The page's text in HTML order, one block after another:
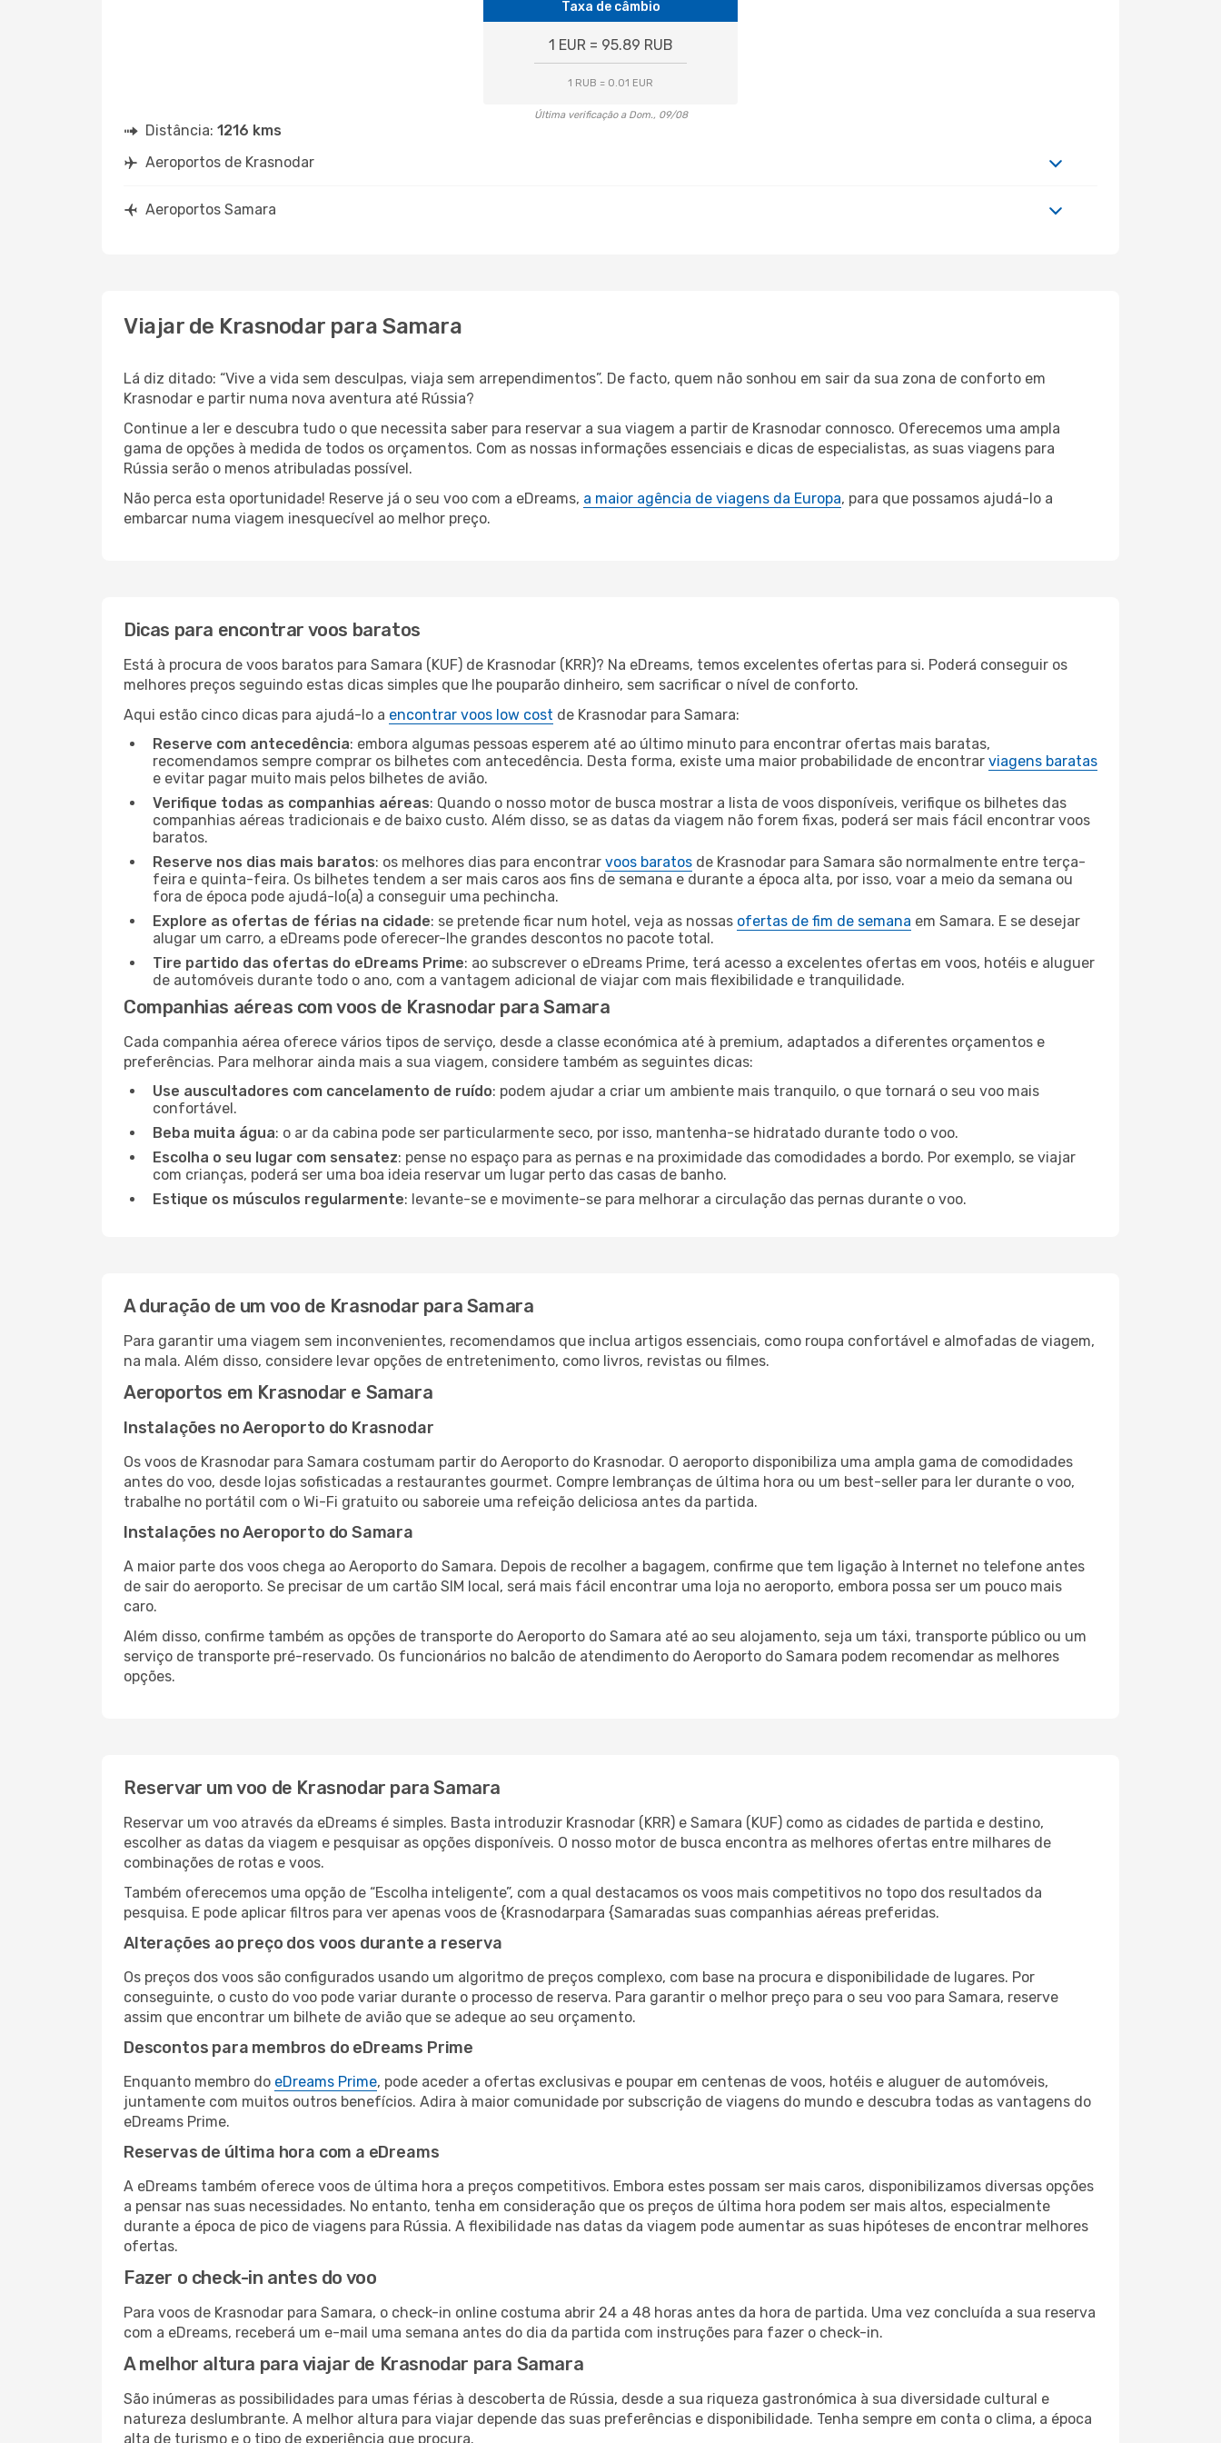
Taxa de câmbio
1 EUR = 95.89 RUB
1 RUB = 0.01 EUR
Última verificação a Dom., 09/08
Distância: 1216 kms
Aeroportos de Krasnodar
Aeroportos Samara
Viajar de Krasnodar para Samara
Lá diz ditado: “Vive a vida sem desculpas, viaja sem arrependimentos”. De facto, quem não sonhou em sair da sua zona de conforto em
Krasnodar e partir numa nova aventura até Rússia?
Continue a ler e descubra tudo o que necessita saber para reservar a sua viagem a partir de Krasnodar connosco. Oferecemos uma ampla
gama de opções à medida de todos os orçamentos. Com as nossas informações essenciais e dicas de especialistas, as suas viagens para
Rússia serão o menos atribuladas possível.
Não perca esta oportunidade! Reserve já o seu voo com a eDreams, a maior agência de viagens da Europa, para que possamos ajudá-lo a
embarcar numa viagem inesquecível ao melhor preço.
Dicas para encontrar voos baratos
Está à procura de voos baratos para Samara (KUF) de Krasnodar (KRR)? Na eDreams, temos excelentes ofertas para si. Poderá conseguir os
melhores preços seguindo estas dicas simples que lhe pouparão dinheiro, sem sacrificar o nível de conforto.
Aqui estão cinco dicas para ajudá-lo a encontrar voos low cost de Krasnodar para Samara:
Reserve com antecedência: embora algumas pessoas esperem até ao último minuto para encontrar ofertas mais baratas,
recomendamos sempre comprar os bilhetes com antecedência. Desta forma, existe uma maior probabilidade de encontrar viagens baratas
e evitar pagar muito mais pelos bilhetes de avião.
Verifique todas as companhias aéreas: Quando o nosso motor de busca mostrar a lista de voos disponíveis, verifique os bilhetes das
companhias aéreas tradicionais e de baixo custo. Além disso, se as datas da viagem não forem fixas, poderá ser mais fácil encontrar voos
baratos.
Reserve nos dias mais baratos: os melhores dias para encontrar voos baratos de Krasnodar para Samara são normalmente entre terça-
feira e quinta-feira. Os bilhetes tendem a ser mais caros aos fins de semana e durante a época alta, por isso, voar a meio da semana ou
fora de época pode ajudá-lo(a) a conseguir uma pechincha.
Explore as ofertas de férias na cidade: se pretende ficar num hotel, veja as nossas ofertas de fim de semana em Samara. E se desejar
alugar um carro, a eDreams pode oferecer-lhe grandes descontos no pacote total.
Tire partido das ofertas do eDreams Prime: ao subscrever o eDreams Prime, terá acesso a excelentes ofertas em voos, hotéis e aluguer
de automóveis durante todo o ano, com a vantagem adicional de viajar com mais flexibilidade e tranquilidade.
Companhias aéreas com voos de Krasnodar para Samara
Cada companhia aérea oferece vários tipos de serviço, desde a classe económica até à premium, adaptados a diferentes orçamentos e
preferências. Para melhorar ainda mais a sua viagem, considere também as seguintes dicas:
Use auscultadores com cancelamento de ruído: podem ajudar a criar um ambiente mais tranquilo, o que tornará o seu voo mais
confortável.
Beba muita água: o ar da cabina pode ser particularmente seco, por isso, mantenha-se hidratado durante todo o voo.
Escolha o seu lugar com sensatez: pense no espaço para as pernas e na proximidade das comodidades a bordo. Por exemplo, se viajar
com crianças, poderá ser uma boa ideia reservar um lugar perto das casas de banho.
Estique os músculos regularmente: levante-se e movimente-se para melhorar a circulação das pernas durante o voo.
A duração de um voo de Krasnodar para Samara
Para garantir uma viagem sem inconvenientes, recomendamos que inclua artigos essenciais, como roupa confortável e almofadas de viagem,
na mala. Além disso, considere levar opções de entretenimento, como livros, revistas ou filmes.
Aeroportos em Krasnodar e Samara
Instalações no Aeroporto do Krasnodar
Os voos de Krasnodar para Samara costumam partir do Aeroporto do Krasnodar. O aeroporto disponibiliza uma ampla gama de comodidades
antes do voo, desde lojas sofisticadas a restaurantes gourmet. Compre lembranças de última hora ou um best-seller para ler durante o voo,
trabalhe no portátil com o Wi-Fi gratuito ou saboreie uma refeição deliciosa antes da partida.
Instalações no Aeroporto do Samara
A maior parte dos voos chega ao Aeroporto do Samara. Depois de recolher a bagagem, confirme que tem ligação à Internet no telefone antes
de sair do aeroporto. Se precisar de um cartão SIM local, será mais fácil encontrar uma loja no aeroporto, embora possa ser um pouco mais
caro.
Além disso, confirme também as opções de transporte do Aeroporto do Samara até ao seu alojamento, seja um táxi, transporte público ou um
serviço de transporte pré-reservado. Os funcionários no balcão de atendimento do Aeroporto do Samara podem recomendar as melhores
opções.
Reservar um voo de Krasnodar para Samara
Reservar um voo através da eDreams é simples. Basta introduzir Krasnodar (KRR) e Samara (KUF) como as cidades de partida e destino,
escolher as datas da viagem e pesquisar as opções disponíveis. O nosso motor de busca encontra as melhores ofertas entre milhares de
combinações de rotas e voos.
Também oferecemos uma opção de “Escolha inteligente”, com a qual destacamos os voos mais competitivos no topo dos resultados da
pesquisa. E pode aplicar filtros para ver apenas voos de {Krasnodarpara {Samaradas suas companhias aéreas preferidas.
Alterações ao preço dos voos durante a reserva
Os preços dos voos são configurados usando um algoritmo de preços complexo, com base na procura e disponibilidade de lugares. Por
conseguinte, o custo do voo pode variar durante o processo de reserva. Para garantir o melhor preço para o seu voo para Samara, reserve
assim que encontrar um bilhete de avião que se adeque ao seu orçamento.
Descontos para membros do eDreams Prime
Enquanto membro do eDreams Prime, pode aceder a ofertas exclusivas e poupar em centenas de voos, hotéis e aluguer de automóveis,
juntamente com muitos outros benefícios. Adira à maior comunidade por subscrição de viagens do mundo e descubra todas as vantagens do
eDreams Prime.
Reservas de última hora com a eDreams
A eDreams também oferece voos de última hora a preços competitivos. Embora estes possam ser mais caros, disponibilizamos diversas opções
a pensar nas suas necessidades. No entanto, tenha em consideração que os preços de última hora podem ser mais altos, especialmente
durante a época de pico de viagens para Rússia. A flexibilidade nas datas da viagem pode aumentar as suas hipóteses de encontrar melhores
ofertas.
Fazer o check-in antes do voo
Para voos de Krasnodar para Samara, o check-in online costuma abrir 24 a 48 horas antes da hora de partida. Uma vez concluída a sua reserva
com a eDreams, receberá um e-mail uma semana antes do dia da partida com instruções para fazer o check-in.
A melhor altura para viajar de Krasnodar para Samara
São inúmeras as possibilidades para umas férias à descoberta de Rússia, desde a sua riqueza gastronómica à sua diversidade cultural e
natureza deslumbrante. A melhor altura para viajar depende das suas preferências e disponibilidade. Tenha sempre em conta o clima, a época
alta de turismo e o tipo de experiência que procura.